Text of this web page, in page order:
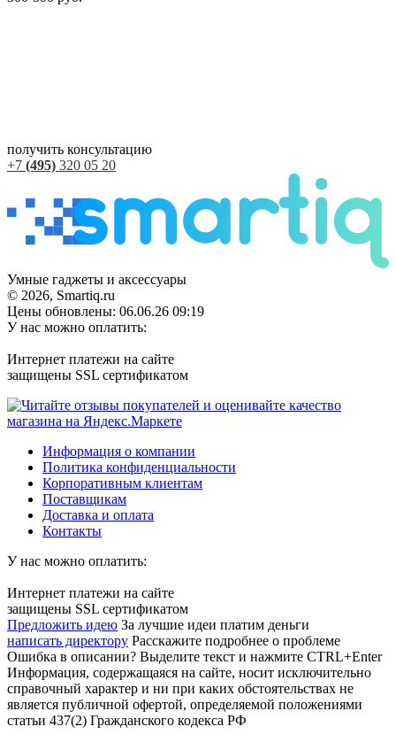
получить консультацию
+7 (495) 320 05 20
Умные гаджеты и аксессуары
© 2026, Smartiq.ru
Цены обновлены: 06.06.26 09:19
У нас можно оплатить:
Интернет платежи на сайте
защищены SSL сертификатом
Информация о компании
Политика конфиденциальности
Корпоративным клиентам
Поставщикам
Доставка и оплата
Контакты
У нас можно оплатить:
Интернет платежи на сайте
защищены SSL сертификатом
Предложить идею За лучшие идеи платим деньги
написать директору Расскажите подробнее о проблеме
Ошибка в описании? Выделите текст и нажмите CTRL+Enter
Информация, содержащаяся на сайте, носит исключительно
справочный характер и ни при каких обстоятельствах не
является публичной офертой, определяемой положениями
статьи 437(2) Гражданского кодекса РФ